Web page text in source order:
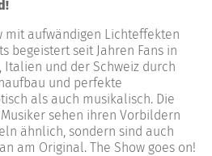
mit aufwändigen Lichteffekten
begeistert seit Jahren Fans in
Italien und der Schweiz durch
und perfekte
als auch musikalisch. Die
sehen ihren Vorbildern
ähnlich, sondern sind auch
am Original. The Show goes on!